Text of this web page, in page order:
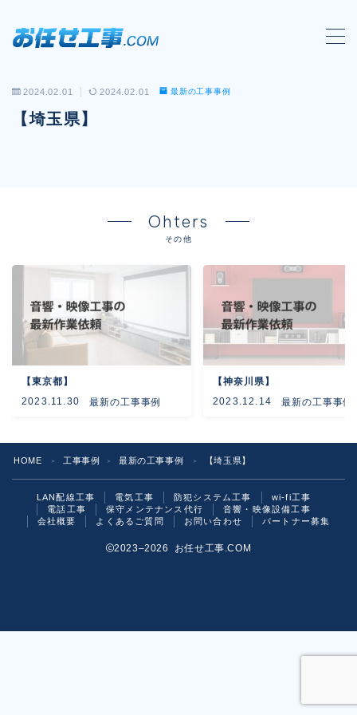
MENU
会社概要
電話工事
音響・映像設備工事
保守メンテナンス代行
よくあるご質問
2024.02.01 2024.02.01 最新の工事事例
【埼玉県】
Ohters
その他
【東京都】
2023.11.30 最新の工事事例
【神奈川県】
2023.12.14 最新の工事事例
HOME ＞ 工事事例 ＞ 最新の工事事例 ＞ 【埼玉県】
LAN配線工事 電気工事 防犯システム工事
wi-fi工事
電話工事
保守メンテナンス代行
音響・映像設備工事
会社概要
よくあるご質問 お問い合わせ パートナー募集
2023–2026 お任せ工事.COM